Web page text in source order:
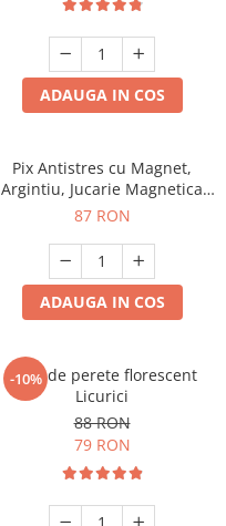
ADAUGA IN COS
Pix Antistres cu Magnet,
Argintiu, Jucarie Magnetica
pentru Birou
87 RON
ADAUGA IN COS
-10%
Ceas de perete florescent
Licurici
88 RON
79 RON